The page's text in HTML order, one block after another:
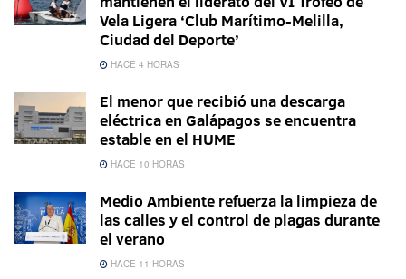
Vela Ligera ‘Club Marítimo-Melilla,
Ciudad del Deporte’
HACE 4 HORAS
El menor que recibió una descarga
eléctrica en Galápagos se encuentra
estable en el HUME
HACE 10 HORAS
Medio Ambiente refuerza la limpieza de
las calles y el control de plagas durante
el verano
HACE 11 HORAS